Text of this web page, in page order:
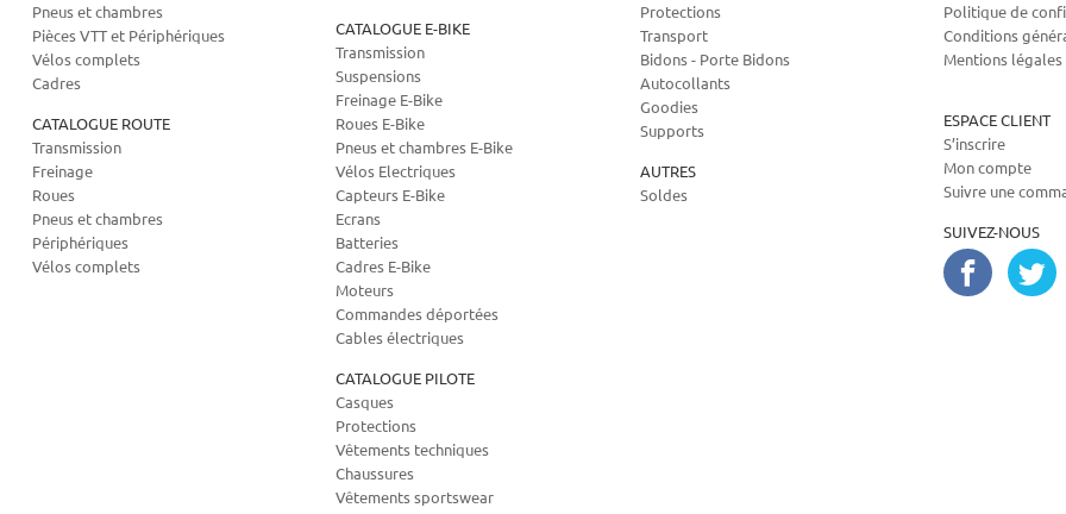
Pneus et chambres
Pièces VTT et Périphériques
Vélos complets
Cadres
CATALOGUE ROUTE
Transmission
Freinage
Roues
Pneus et chambres
Périphériques
Vélos complets
CATALOGUE E-BIKE
Transmission
Suspensions
Freinage E-Bike
Roues E-Bike
Pneus et chambres E-Bike
Vélos Electriques
Capteurs E-Bike
Ecrans
Batteries
Cadres E-Bike
Moteurs
Commandes déportées
Cables électriques
CATALOGUE PILOTE
Casques
Protections
Vêtements techniques
Chaussures
Vêtements sportswear
Protections
Transport
Bidons - Porte Bidons
Autocollants
Goodies
Supports
AUTRES
Soldes
Politique de
Conditions
Mentions légales
ESPACE CLIENT
S’inscrire
Mon compte
Suivre une
SUIVEZ-NOUS